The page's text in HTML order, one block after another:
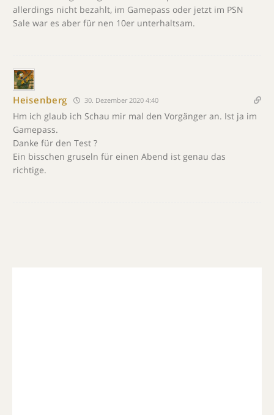
allerdings nicht bezahlt, im Gamepass oder jetzt im PSN
Sale war es aber für nen 10er unterhaltsam.
Heisenberg 30. Dezember 2020 4:40
Hm ich glaub ich Schau mir mal den Vorgänger an. Ist ja im
Gamepass.
Danke für den Test ?
Ein bisschen gruseln für einen Abend ist genau das
richtige.